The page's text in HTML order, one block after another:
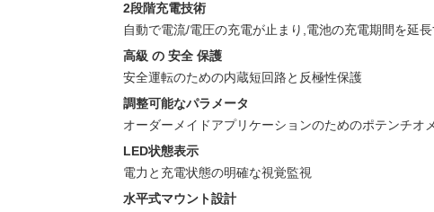
2段階充電技術
自動で電流/電圧の充電が止まり,電池の充電期間を延長
高級 の 安全 保護
安全運転のための内蔵短回路と反極性保護
調整可能なパラメータ
オーダーメイドアプリケーションのためのポテンチオ
LED状態表示
電力と充電状態の明確な視覚監視
水平式マウント設計